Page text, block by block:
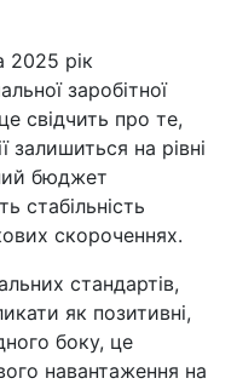
2025 рік
заробітної
свідчить про те,
залишиться на рівні
бюджет
стабільність
скороченнях.
стандартів,
як позитивні,
боку, це
навантаження на